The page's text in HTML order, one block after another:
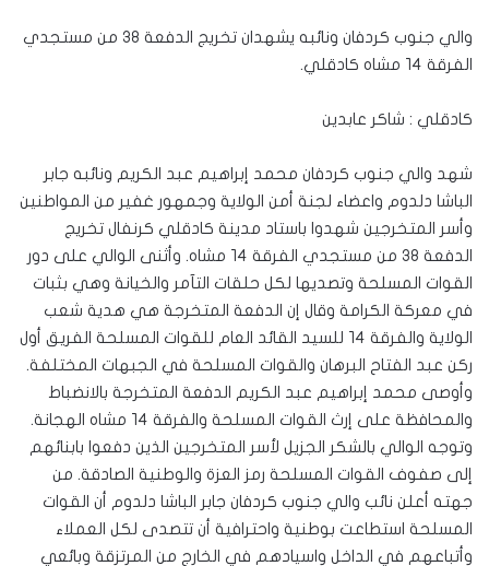
والي جنوب كردفان ونائبه يشهدان تخريج الدفعة ٣٨ من مستجدي
الفرقة ١٤ مشاه كادقلي.
كادقلي : شاكر عابدين
شهد والي جنوب كردفان محمد إبراهيم عبد الكريم ونائبه جابر
الباشا دلدوم واعضاء لجنة أمن الولاية وجمهور غفير من المواطنين
وأسر المتخرجين شهدوا باستاد مدينة كادقلي كرنفال تخريج
الدفعة ٣٨ من مستجدي الفرقة ١٤ مشاه. وأثنى الوالي على دور
القوات المسلحة وتصديها لكل حلقات التآمر والخيانة وهي بثبات
في معركة الكرامة وقال إن الدفعة المتخرجة هي هدية شعب
الولاية والفرقة ١٤ للسيد القائد العام للقوات المسلحة الفريق أول
ركن عبد الفتاح البرهان والقوات المسلحة في الجبهات المختلفة.
وأوصى محمد إبراهيم عبد الكريم الدفعة المتخرجة بالانضباط
والمحافظة على إرث القوات المسلحة والفرقة ١٤ مشاه الهجانة.
وتوجه الوالي بالشكر الجزيل لأسر المتخرجين الذين دفعوا بابنائهم
إلى صفوف القوات المسلحة رمز العزة والوطنية الصادقة. من
جهته أعلن نائب والي جنوب كردفان جابر الباشا دلدوم أن القوات
المسلحة استطاعت بوطنية واحترافية أن تتصدى لكل العملاء
وأتباعهم في الداخل واسيادهم في الخارج من المرتزقة وبائعي